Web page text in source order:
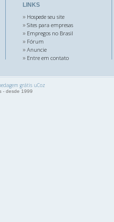
LINKS
» Hospede seu site
» Sites para empresas
» Empregos no Brasil
» Fórum
» Anuncie
» Entre em contato
grátis uCoz
- desde 1999